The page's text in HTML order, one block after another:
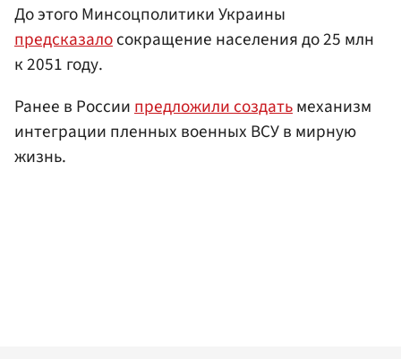
До этого Минсоцполитики Украины
предсказалосокращение населения до 25 млн
к 2051 году.
Ранее в Россиипредложили создатьмеханизм
интеграции пленных военных ВСУ в мирную
жизнь.